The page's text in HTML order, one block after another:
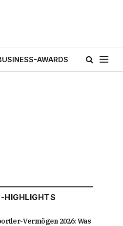
AWARDS
HIGHLIGHTS
Vermögen 2026: Was